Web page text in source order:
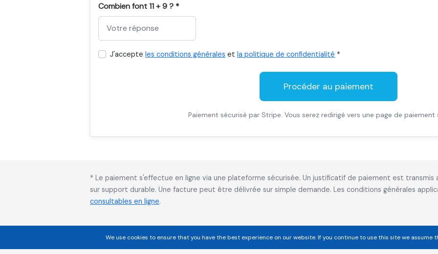
Combien font 11 + 9 ? *
J'accepte les conditions générales et la politique de confidentialité *
Procéder au paiement
Paiement sécurisé par Stripe. Vous serez redirigé vers une page de paiement
* Le paiement s'effectue en ligne via une plateforme sécurisée. Un justificatif de paiement est
sur support durable. Une facture peut être délivrée sur simple demande. Les conditions générales
consultables en ligne.
We use cookies to ensure that you have the best experience on our website. If you continue to use this site we assume